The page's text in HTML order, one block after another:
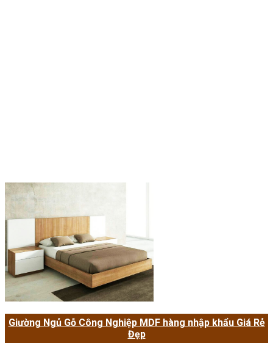
Giường Ngủ Gỗ Công Nghiệp MDF hàng nhập khẩu Giá Rẻ
Đẹp